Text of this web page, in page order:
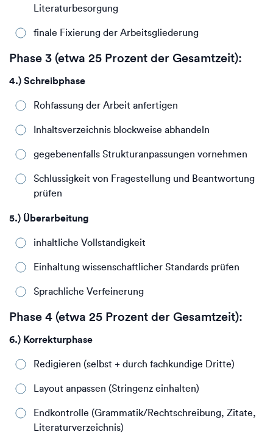
Literaturbesorgung
finale Fixierung der Arbeitsgliederung
Phase 3 (etwa 25 Prozent der Gesamtzeit):
4.) Schreibphase
Rohfassung der Arbeit anfertigen
Inhaltsverzeichnis blockweise abhandeln
gegebenenfalls Strukturanpassungen vornehmen
Schlüssigkeit von Fragestellung und Beantwortung
prüfen
5.) Überarbeitung
inhaltliche Vollständigkeit
Einhaltung wissenschaftlicher Standards prüfen
Sprachliche Verfeinerung
Phase 4 (etwa 25 Prozent der Gesamtzeit):
6.) Korrekturphase
Redigieren (selbst + durch fachkundige Dritte)
Layout anpassen (Stringenz einhalten)
Endkontrolle (Grammatik/Rechtschreibung, Zitate,
Literaturverzeichnis)